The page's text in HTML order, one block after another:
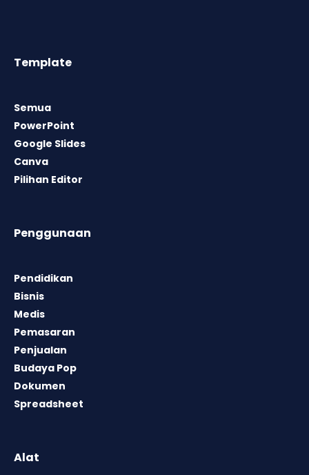
Template
Semua
PowerPoint
Google Slides
Canva
Pilihan Editor
Penggunaan
Pendidikan
Bisnis
Medis
Pemasaran
Penjualan
Budaya Pop
Dokumen
Spreadsheet
Alat